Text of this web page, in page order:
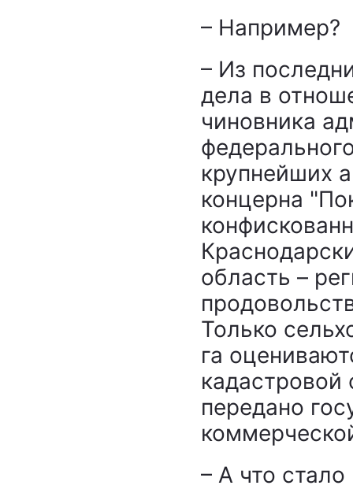
– Например?
– Из
дела в
чиновника
крупнейших
концерна
область –
Только
га
кадастровой
передано
– А что